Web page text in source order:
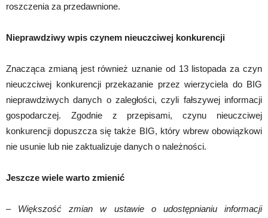
roszczenia za przedawnione.
Nieprawdziwy wpis czynem nieuczciwej konkurencji
Znacząca zmianą jest również uznanie od 13 listopada za czyn
nieuczciwej konkurencji przekazanie przez wierzyciela do BIG
nieprawdziwych danych o zaległości, czyli fałszywej informacji
gospodarczej. Zgodnie z przepisami, czynu nieuczciwej
konkurencji dopuszcza się także BIG, który wbrew obowiązkowi
nie usunie lub nie zaktualizuje danych o należności.
Jeszcze wiele warto zmienić
– Większość zmian w ustawie o udostępnianiu informacji